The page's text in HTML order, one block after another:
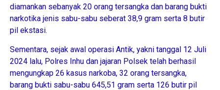
diamankan sebanyak 20 orang tersangka dan barang bukti
narkotika jenis sabu-sabu seberat 38,9 gram serta 8 butir
pil ekstasi.
Sementara, sejak awal operasi Antik, yakni tanggal 12 Juli
2024 lalu, Polres Inhu dan jajaran Polsek telah berhasil
mengungkap 26 kasus narkoba, 32 orang tersangka,
barang bukti sabu-sabu 645,51 gram serta 126 butir pil